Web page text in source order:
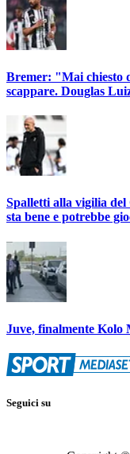
Bremer: "Mai chiesto
scappare. Douglas
Spalletti alla vigilia
sta bene e potrebbe
Juve, finalmente
Seguici su